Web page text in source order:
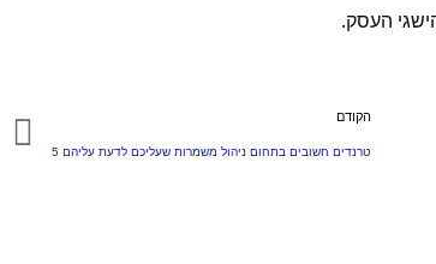
העסק.
הקודם
5 טרנדים חשובים בתחום ניהול משמרות שעליכם לדעת עליהם